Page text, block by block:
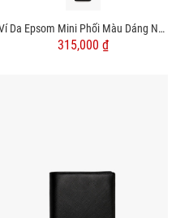
Ví Da Epsom Mini Phối Màu Dáng Ngang BV060
315,000 ₫